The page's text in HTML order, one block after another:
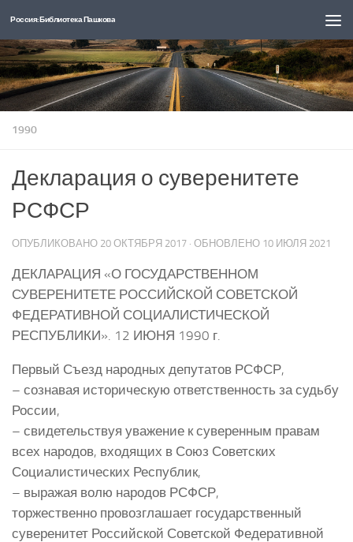
Перейти к содержимому
Россия: Библиотека Пашкова
1990
Декларация о суверенитете
РСФСР
ОПУБЛИКОВАНО 20 ОКТЯБРЯ 2017 · ОБНОВЛЕНО 10 ИЮЛЯ 2021
ДЕКЛАРАЦИЯ «О ГОСУДАРСТВЕННОМ
СУВЕРЕНИТЕТЕ РОССИЙСКОЙ СОВЕТСКОЙ
ФЕДЕРАТИВНОЙ СОЦИАЛИСТИЧЕСКОЙ
РЕСПУБЛИКИ». 12 ИЮНЯ 1990 г.
Первый Съезд народных депутатов РСФСР,
– сознавая историческую ответственность за судьбу
России,
– свидетельствуя уважение к суверенным правам
всех народов, входящих в Союз Советских
Социалистических Республик,
– выражая волю народов РСФСР,
торжественно провозглашает государственный
суверенитет Российской Советской Федеративной